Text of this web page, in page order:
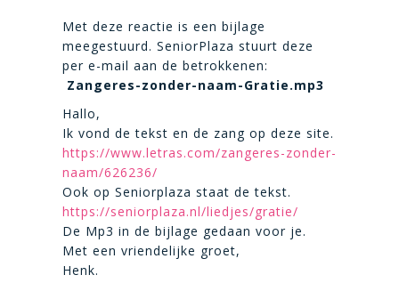
Met deze reactie is een bijlage
meegestuurd. SeniorPlaza stuurt deze
per e-mail aan de betrokkenen:
Zangeres-zonder-naam-Gratie.mp3
Hallo,
Ik vond de tekst en de zang op deze site.
https://www.letras.com/zangeres-zonder-
naam/626236/
Ook op Seniorplaza staat de tekst.
https://seniorplaza.nl/liedjes/gratie/
De Mp3 in de bijlage gedaan voor je.
Met een vriendelijke groet,
Henk.